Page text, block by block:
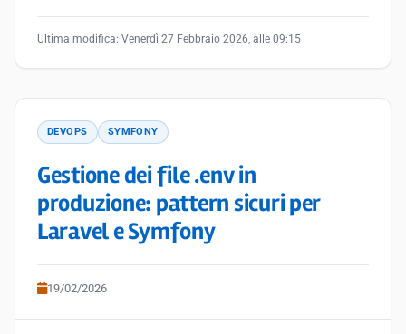
Ultima modifica: Venerdì 27 Febbraio 2026, alle 09:15
DEVOPS SYMFONY
Gestione dei file .env in
produzione: pattern sicuri per
Laravel e Symfony
19/02/2026